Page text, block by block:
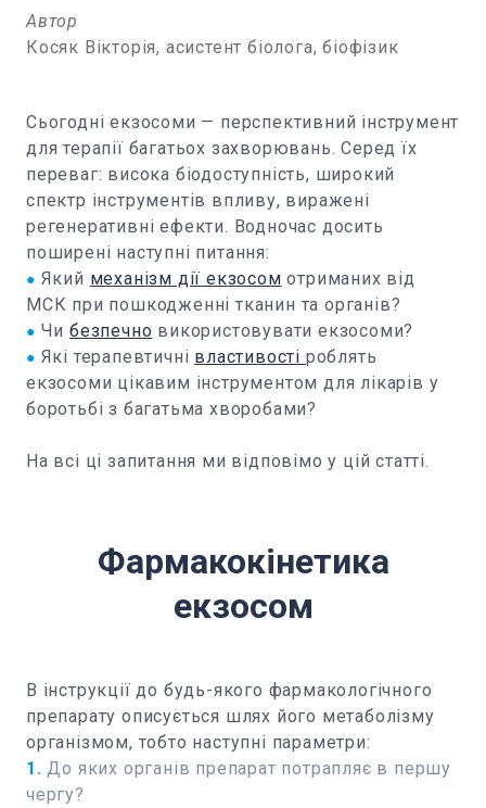
Автор
Косяк Вікторія, асистент біолога, біофізик
Сьогодні екзосоми — перспективний інструмент
для терапії багатьох захворювань. Серед їх
переваг: висока біодоступність, широкий
спектр інструментів впливу, виражені
регенеративні ефекти. Водночас досить
поширені наступні питання:
● Який механізм дії екзосом отриманих від
МСК при пошкодженні тканин та органів?
● Чибезпечно використовувати екзосоми?
● Які терапевтичні властивості роблять
екзосоми цікавим інструментом для лікарів у
боротьбі з багатьма хворобами?
На всі ці запитання ми відповімо у цій статті.
Фармакокінетика
екзосом
В інструкції до будь-якого фармакологічного
препарату описується шлях його метаболізму
організмом, тобто наступні параметри:
1.До яких органів препарат потрапляє в першу
чергу?